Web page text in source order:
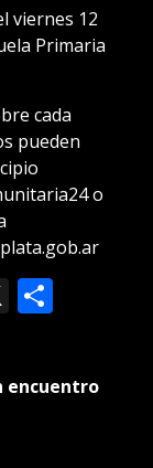
viernes 12
Primaria
cada
pueden
o
X
encuentro